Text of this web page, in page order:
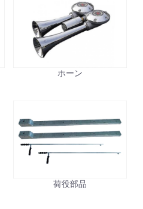
ホーン
荷役部品